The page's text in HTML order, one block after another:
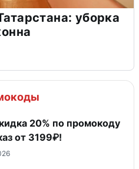
уборка
20% по промокоду
от 3199₽!